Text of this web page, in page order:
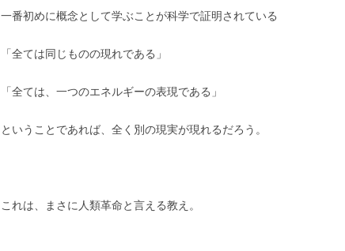
一番初めに概念として学ぶことが科学で証明されている
「全ては同じものの現れである」
「全ては、一つのエネルギーの表現である」
ということであれば、全く別の現実が現れるだろう。
これは、まさに人類革命と言える教え。